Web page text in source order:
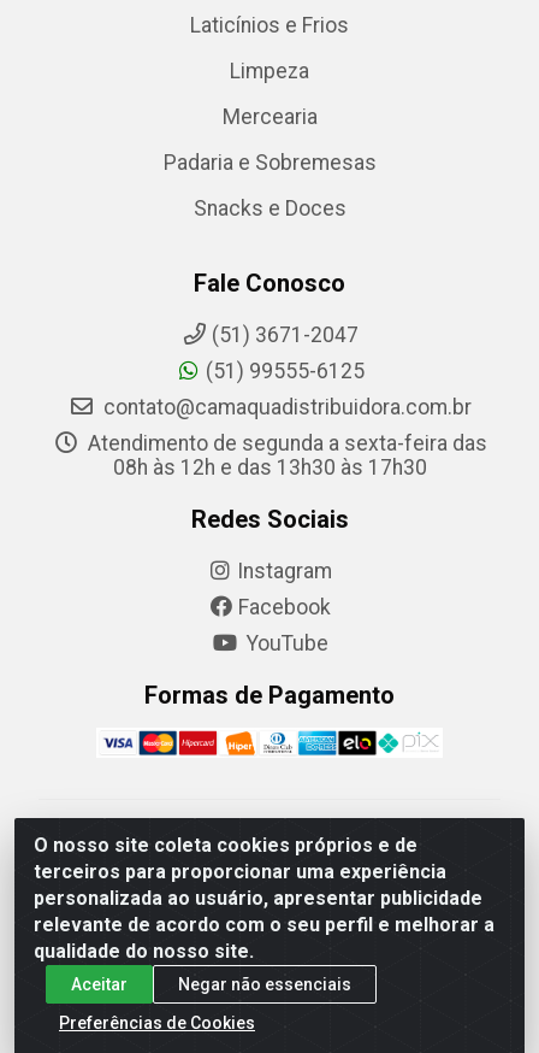
O nosso site coleta cookies próprios e de
terceiros para proporcionar uma experiência
personalizada ao usuário, apresentar publicidade
relevante de acordo com o seu perfil e melhorar a
qualidade do nosso site.
Aceitar
Negar não essenciais
Preferências de Cookies
Laticínios e Frios
Limpeza
Mercearia
Padaria e Sobremesas
Snacks e Doces
Fale Conosco
(51) 3671-2047
(51) 99555-6125
contato@camaquadistribuidora.com.br
Atendimento de segunda a sexta-feira das
08h às 12h e das 13h30 às 17h30
Redes Sociais
Instagram
Facebook
YouTube
Formas de Pagamento
Camaquã Distribuidora Ltda - Avenida Conego Luiz W
Hanquet, 1001 - Parque Residencial do Arroio Duro,
Camaquã/RS - CEP 96.789-102 - CNPJ
07.061.124/0001-26